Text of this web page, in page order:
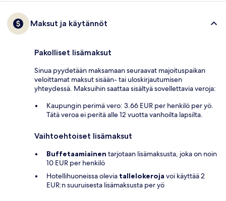
Maksut ja käytännöt
Pakolliset lisämaksut
Sinua pyydetään maksamaan seuraavat majoituspaikan
veloittamat maksut sisään- tai uloskirjautumisen
yhteydessä. Maksuihin saattaa sisältyä sovellettavia veroja:
Kaupungin perimä vero: 3.66 EUR per henkilö per yö.
Tätä veroa ei peritä alle 12 vuotta vanhoilta lapsilta.
Vaihtoehtoiset lisämaksut
Buffetaamiainen tarjotaan lisämaksusta, joka on noin
10 EUR per henkilö
Hotellihuoneissa olevia tallelokeroja voi käyttää 2
EUR:n suuruisesta lisämaksusta per yö